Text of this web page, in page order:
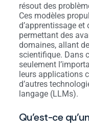
résout des
Ces modèles
d’apprentissage et
permettant des
domaines, allant
scientifique. Dans
seulement
leurs applications
d’autres
langage (LLMs).
Qu’est-ce